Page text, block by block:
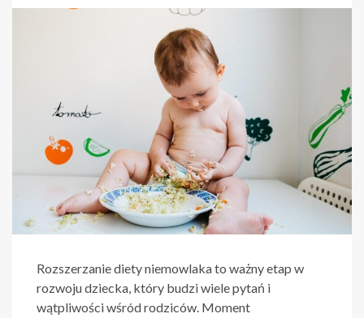
Rozszerzanie diety niemowlaka to ważny etap w
rozwoju dziecka, który budzi wiele pytań i
wątpliwości wśród rodziców. Moment